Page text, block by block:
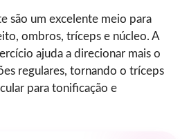
são um excelente meio para
ombros, tríceps e núcleo. A
ajuda a direcionar mais o
regulares, tornando o tríceps
para tonificação e